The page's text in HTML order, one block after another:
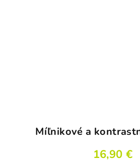
Míľnikové a
16,90 €